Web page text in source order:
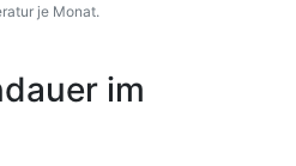
je Monat.
im